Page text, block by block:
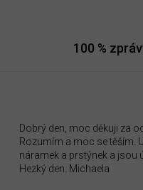
100 %
Dobrý den, moc děkuji za
Rozumím a moc se těším.
náramek a prstýnek a jsou
Hezký den. Michaela